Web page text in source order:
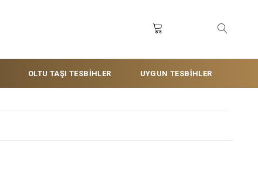
OLTU TAŞI TESBİHLER UYGUN TESBİHLER